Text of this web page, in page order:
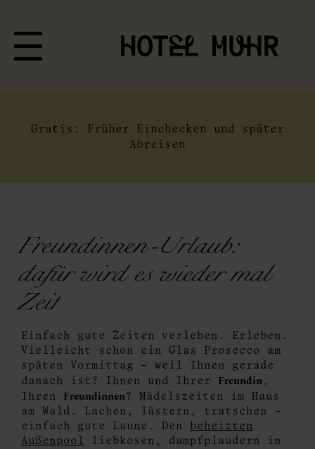
Gratis: Früher Einchecken und später
Abreisen
Freundinnen-Urlaub:
dafür wird es wieder mal
Zeit
Einfach gute Zeiten verleben. Erleben.
Vielleicht schon ein Glas Prosecco am
späten Vormittag – weil Ihnen gerade
danach ist? Ihnen und Ihrer Freundin ,
Ihren Freundinnen? Mädelszeiten im Haus
am Wald. Lachen, lästern, tratschen –
einfach gute Laune. Den
beheizten
Außenpool
liebkosen, dampfplaudern in